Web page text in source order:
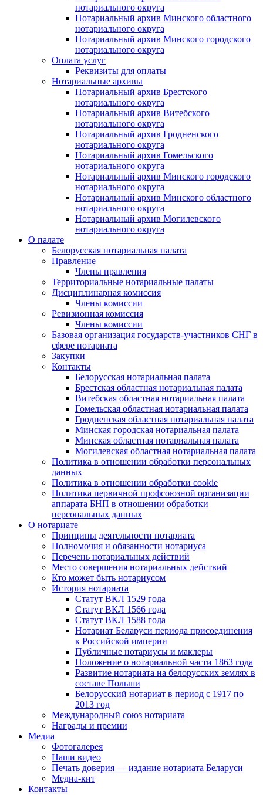
нотариального округа
Нотариальный архив Минского областного
нотариального округа
Нотариальный архив Минского городского
нотариального округа
Оплата услуг
Реквизиты для оплаты
Нотариальные архивы
Нотариальный архив Брестского
нотариального округа
Нотариальный архив Витебского
нотариального округа
Нотариальный архив Гродненского
нотариального округа
Нотариальный архив Гомельского
нотариального округа
Нотариальный архив Минского городского
нотариального округа
Нотариальный архив Минского областного
нотариального округа
Нотариальный архив Могилевского
нотариального округа
О палате
Белорусская нотариальная палата
Правление
Члены правления
Территориальные нотариальные палаты
Дисциплинарная комиссия
Члены комиссии
Ревизионная комиссия
Члены комиссии
Базовая организация государств-участников СНГ в
сфере нотариата
Закупки
Контакты
Белорусская нотариальная палата
Брестская областная нотариальная палата
Витебская областная нотариальная палата
Гомельская областная нотариальная палата
Гродненская областная нотариальная палата
Минская городская нотариальная палата
Минская областная нотариальная палата
Могилевская областная нотариальная палата
Политика в отношении обработки персональных
данных
Политика в отношении обработки cookie
Политика первичной профсоюзной организации
аппарата БНП в отношении обработки
персональных данных
О нотариате
Принципы деятельности нотариата
Полномочия и обязанности нотариуса
Перечень нотариальных действий
Место совершения нотариальных действий
Кто может быть нотариусом
История нотариата
Статут ВКЛ 1529 года
Статут ВКЛ 1566 года
Статут ВКЛ 1588 года
Нотариат Беларуси периода присоединения
к Российской империи
Публичные нотариусы и маклеры
Положение о нотариальной части 1863 года
Развитие нотариата на белорусских землях в
составе Польши
Белорусский нотариат в период с 1917 по
2013 год
Международный союз нотариата
Награды и премии
Медиа
Фотогалерея
Наши видео
Печать доверия — издание нотариата Беларуси
Медиа-кит
Контакты